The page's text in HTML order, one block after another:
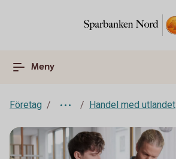
Meny
Företag Handel med utlandet